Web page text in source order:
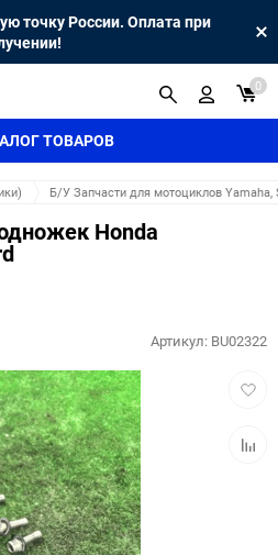
точку России. Оплата при
ТОВАРОВ
0
Б/У Запчасти для мотоциклов Yamaha,
Honda
Артикул: BU02322